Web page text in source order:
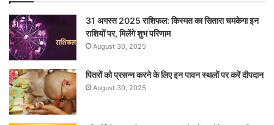
31 अगस्त 2025 राशिफल: किस्मत का सितारा चमकेगा इन
राशियों पर, मिलेंगे शुभ परिणाम
August 30, 2025
पितरों को प्रसन्न करने के लिए इन पावन स्थलों पर करें दीपदान
August 30, 2025